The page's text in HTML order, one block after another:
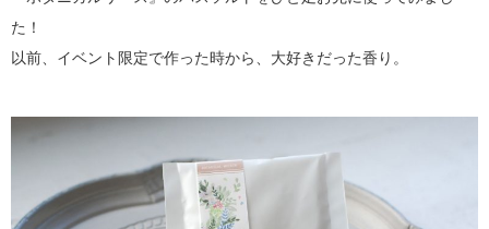
た！
以前、イベント限定で作った時から、大好きだった香り。